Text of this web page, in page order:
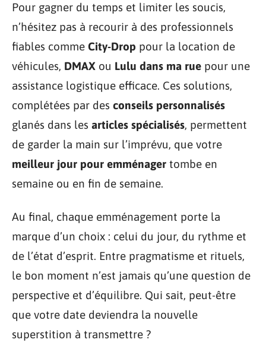
Pour gagner du temps et limiter les soucis,
n’hésitez pas à recourir à des professionnels
fiables comme City-Drop pour la location de
véhicules, DMAX ou Lulu dans ma rue pour une
assistance logistique efficace. Ces solutions,
complétées par des conseils personnalisés
glanés dans les articles spécialisés, permettent
de garder la main sur l’imprévu, que votre
meilleur jour pour emménager tombe en
semaine ou en fin de semaine.
Au final, chaque emménagement porte la
marque d’un choix : celui du jour, du rythme et
de l’état d’esprit. Entre pragmatisme et rituels,
le bon moment n’est jamais qu’une question de
perspective et d’équilibre. Qui sait, peut-être
que votre date deviendra la nouvelle
superstition à transmettre ?